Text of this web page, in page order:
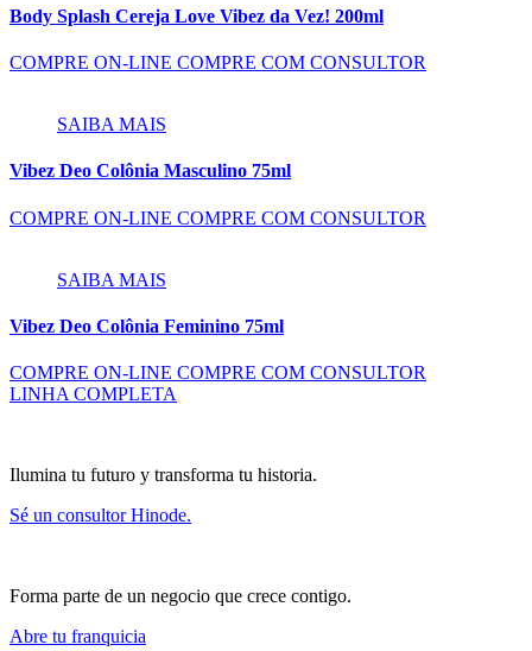
Body Splash Cereja Love Vibez da Vez! 200ml
COMPRE ON-LINE COMPRE COM CONSULTOR
SAIBA MAIS
Vibez Deo Colônia Masculino 75ml
COMPRE ON-LINE COMPRE COM CONSULTOR
SAIBA MAIS
Vibez Deo Colônia Feminino 75ml
COMPRE ON-LINE COMPRE COM CONSULTOR
LINHA COMPLETA
Ilumina tu futuro y transforma tu historia.
Sé un consultor Hinode.
Forma parte de un negocio que crece contigo.
Abre tu franquicia